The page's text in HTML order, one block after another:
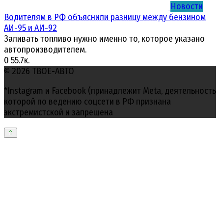
Новости
Водителям в РФ объяснили разницу между бензином
АИ-95 и АИ-92
Заливать топливо нужно именно то, которое указано
автопроизводителем.
0 55.7к.
© 2026 ТВОЕ-АВТО
*Instagram и Facebook (принадлежит Meta, деятельность
которой по ведению соцсети в РФ признана
экстремистской и запрещена